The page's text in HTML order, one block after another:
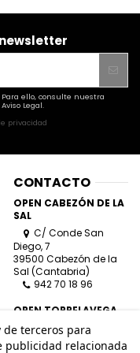
ello, consulte nuestra
Legal.
privacidad
CONTACTO
OPEN CABEZÓN DE LA
SAL
C/ Conde San
Diego, 7
39500 Cabezón de la
Sal (Cantabria)
942 70 18 96
OPEN TORRELAVEGA
C/ José Posada
Herrera, Esquina
de terceros para
publicidad relacionada